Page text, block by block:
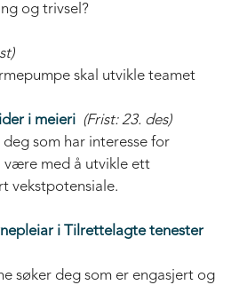
og trivsel?
skal utvikle teamet
i meieri (Frist: 23. des)
som har interesse for
være med å utvikle ett
vekstpotensiale.
i Tilrettelagte tenester
søker deg som er engasjert og